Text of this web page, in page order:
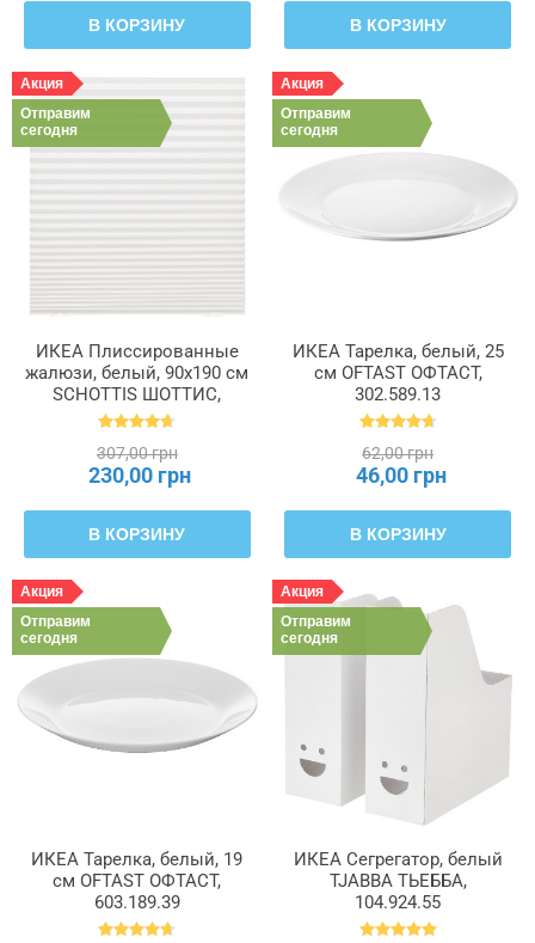
В КОРЗИНУ В КОРЗИНУ
Акция
Отправим
сегодня
ИКЕА Плиссированные
жалюзи, белый, 90x190 см
SCHOTTIS ШОТТИС,
202.422.82
307,00 грн
230,00 грн
В КОРЗИНУ
Акция
Отправим
сегодня
ИКЕА Тарелка, белый, 25
см OFTAST ОФТАСТ,
302.589.13
62,00 грн
46,00 грн
В КОРЗИНУ
Акция
Отправим
сегодня
ИКЕА Тарелка, белый, 19
см OFTAST ОФТАСТ,
603.189.39
Акция
Отправим
сегодня
ИКЕА Сегрегатор, белый
TJABBA ТЬЕББА,
104.924.55